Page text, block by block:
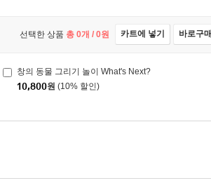
선택한 상품 총 0개 / 0원 카트에 넣기 바로구
창의 동물 그리기 놀이 What's Next?
10,800원 (10% 할인)